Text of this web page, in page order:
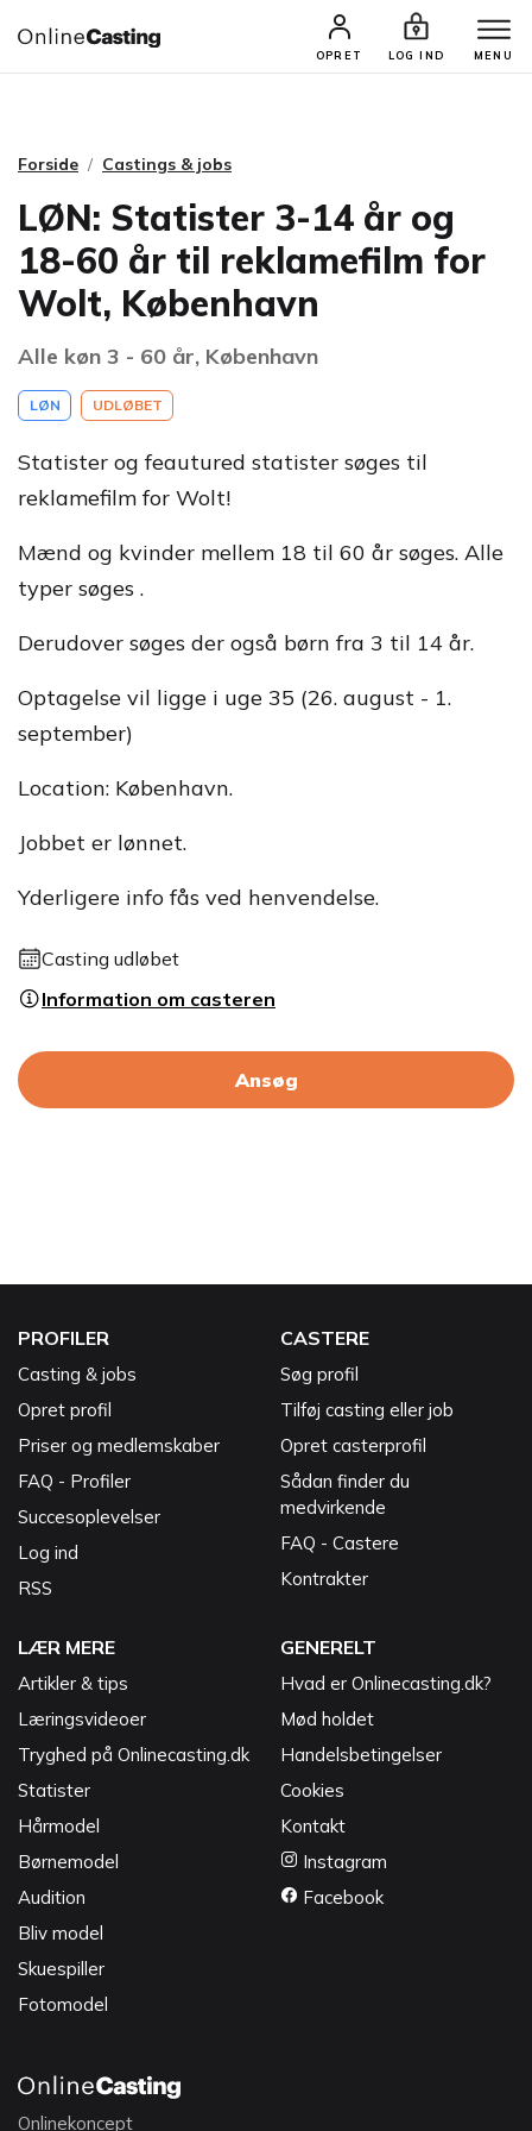
OPRET LOG IND MENU
CASTINGS & JOBS SØG PROFIL
Forside Castings & jobs
LØN: Statister 3-14 år og
18-60 år til reklamefilm for
Wolt, København
Alle køn 3 - 60 år, København
LØN UDLØBET
Statister og feautured statister søges til
reklamefilm for Wolt!
Mænd og kvinder mellem 18 til 60 år søges. Alle
typer søges .
Derudover søges der også børn fra 3 til 14 år.
Optagelse vil ligge i uge 35 (26. august - 1.
september)
Location: København.
Jobbet er lønnet.
Yderligere info fås ved henvendelse.
Casting udløbet
Information om casteren
Ansøg
PROFILER
Casting & jobs
Opret profil
Priser og medlemskaber
FAQ - Profiler
Succesoplevelser
Log ind
RSS
CASTERE
Søg profil
Tilføj casting eller job
Opret casterprofil
Sådan finder du
medvirkende
FAQ - Castere
Kontrakter
LÆR MERE
Artikler & tips
Læringsvideoer
Tryghed på Onlinecasting.dk
Statister
Hårmodel
Børnemodel
Audition
Bliv model
Skuespiller
Fotomodel
GENERELT
Hvad er Onlinecasting.dk?
Mød holdet
Handelsbetingelser
Cookies
Kontakt
Instagram
Facebook
Onlinekoncept